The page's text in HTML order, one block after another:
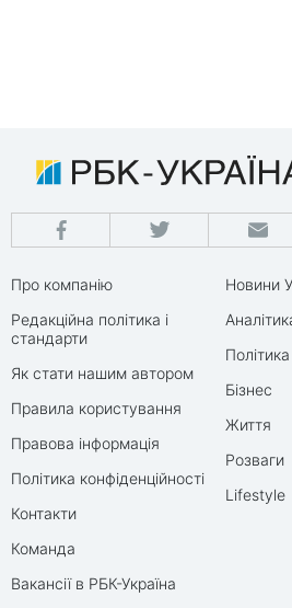
Про компанію
Редакційна політика і
стандарти
Як стати нашим автором
Правила користування
Правова інформація
Політика конфіденційності
Контакти
Команда
Вакансії в РБК-Україна
Новини
Політика
Бізнес
Життя
Розваги
Lifestyle